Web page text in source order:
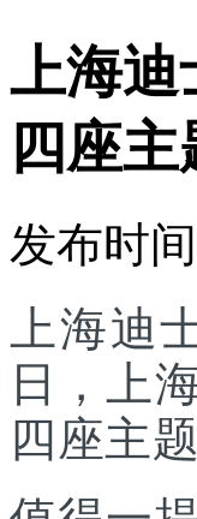
上海迪
四座
发布时
上海迪
日，上
四座主